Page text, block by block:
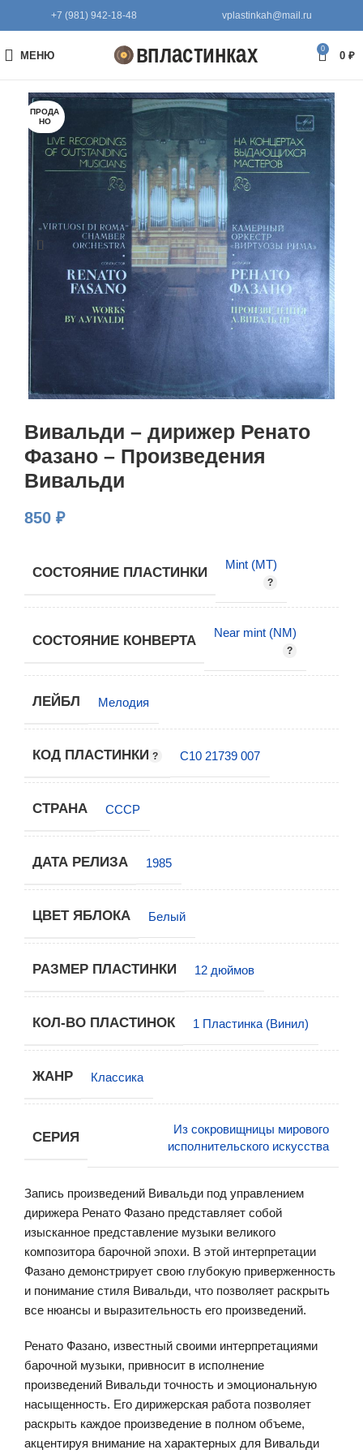
+7 (981) 942-18-48 vplastinkah@mail.ru
МЕНЮ
0
0 ₽
ПРОДА
НО
Вивальди – дирижер Ренато
Фазано – Произведения
Вивальди
850 ₽
СОСТОЯНИЕ ПЛАСТИНКИ
Mint (MT)
СОСТОЯНИЕ КОНВЕРТА
Near mint (NM)
ЛЕЙБЛ Мелодия
КОД ПЛАСТИНКИ С10 21739 007
СТРАНА СССР
ДАТА РЕЛИЗА 1985
ЦВЕТ ЯБЛОКА Белый
РАЗМЕР ПЛАСТИНКИ 12 дюймов
КОЛ-ВО ПЛАСТИНОК 1 Пластинка (Винил)
ЖАНР Классика
СЕРИЯ
Из сокровищницы мирового
исполнительского искусства
Запись произведений Вивальди под управлением
дирижера Ренато Фазано представляет собой
изысканное представление музыки великого
композитора барочной эпохи. В этой интерпретации
Фазано демонстрирует свою глубокую приверженность
и понимание стиля Вивальди, что позволяет раскрыть
все нюансы и выразительность его произведений.
Ренато Фазано, известный своими интерпретациями
барочной музыки, привносит в исполнение
произведений Вивальди точность и эмоциональную
насыщенность. Его дирижерская работа позволяет
раскрыть каждое произведение в полном объеме,
акцентируя внимание на характерных для Вивальди